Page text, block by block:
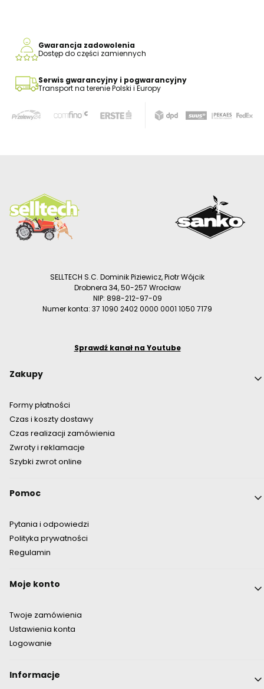
Gwarancja zadowolenia
Dostęp do części zamiennych
Serwis gwarancyjny i pogwarancyjny
Transport na terenie Polski i Europy
SELLTECH S.C. Dominik Piziewicz, Piotr Wójcik
Drobnera 34, 50-257 Wrocław
NIP: 898-212-97-09
Numer konta: 37 1090 2402 0000 0001 1050 7179
Sprawdź kanał na Youtube
Linki w stopce
Zakupy
Formy płatności
Czas i koszty dostawy
Czas realizacji zamówienia
Zwroty i reklamacje
Szybki zwrot online
Pomoc
Pytania i odpowiedzi
Polityka prywatności
Regulamin
Moje konto
Twoje zamówienia
Ustawienia konta
Logowanie
Informacje